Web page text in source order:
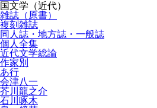
国文学（近代）
雑誌（原書）
複刻雑誌
同人誌・地方誌・一般誌
個人全集
近代文学総論
作家別
あ行
会津八一
芥川龍之介
石川啄木